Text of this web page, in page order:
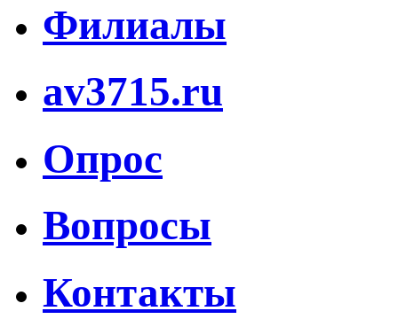
Филиалы
av3715.ru
Опрос
Вопросы
Контакты